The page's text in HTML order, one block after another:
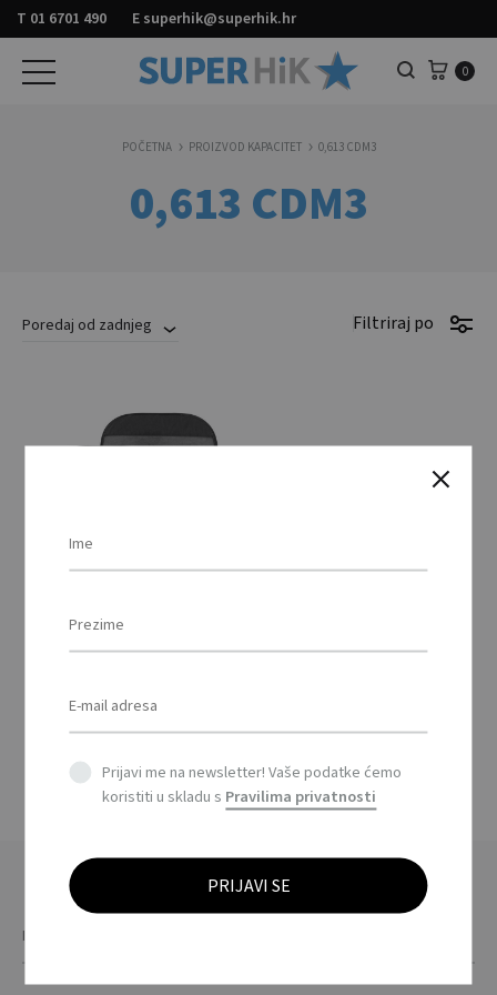
T 01 6701 490 E superhik@superhik.hr
Pretraga 0
0,613 CDM3
POČETNA PROIZVOD KAPACITET 0,613 CDM3
Poredaj od zadnjeg Filtriraj po
SOMBIE – Set od 2
sjenila za auto / Set of
Prijavi me na newsletter! Vaše podatke ćemo
koristiti u skladu s Pravilima privatnosti